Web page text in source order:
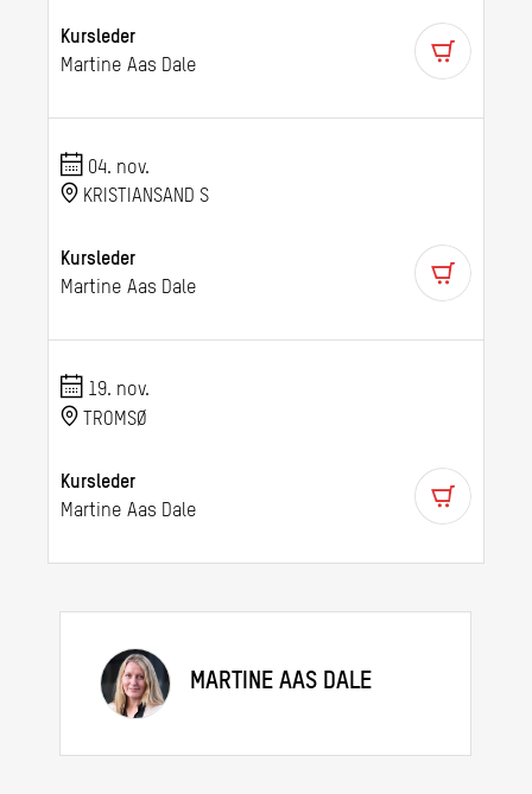
Kursleder
Martine Aas Dale
04. nov.
KRISTIANSAND S
Kursleder
Martine Aas Dale
19. nov.
TROMSØ
Kursleder
Martine Aas Dale
MARTINE AAS DALE